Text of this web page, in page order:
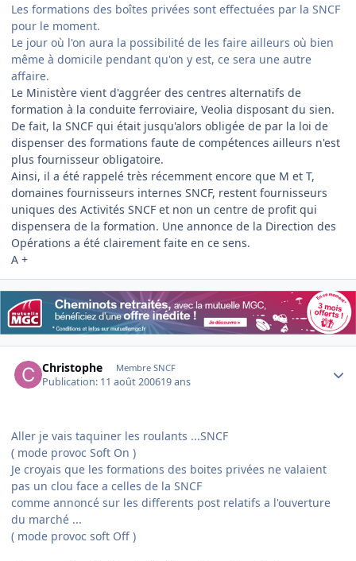
Les formations des boîtes privées sont effectuées par la SNCF
pour le moment.
Le jour où l'on aura la possibilité de les faire ailleurs où bien
même à domicile pendant qu'on y est, ce sera une autre
affaire.
Le Ministère vient d'aggréer des centres alternatifs de
formation à la conduite ferroviaire, Veolia disposant du sien.
De fait, la SNCF qui était jusqu'alors obligée de par la loi de
dispenser des formations faute de compétences ailleurs n'est
plus fournisseur obligatoire.
Ainsi, il a été rappelé très récemment encore que M et T,
domaines fournisseurs internes SNCF, restent fournisseurs
uniques des Activités SNCF et non un centre de profit qui
dispensera de la formation. Une annonce de la Direction des
Opérations a été clairement faite en ce sens.
A +
Christophe Membre SNCF
Publication: 11 août 200619 ans
Aller je vais taquiner les roulants ...SNCF
( mode provoc Soft On )
Je croyais que les formations des boites privées ne valaient
pas un clou face a celles de la SNCF
comme annoncé sur les differents post relatifs a l'ouverture
du marché ...
( mode provoc soft Off )